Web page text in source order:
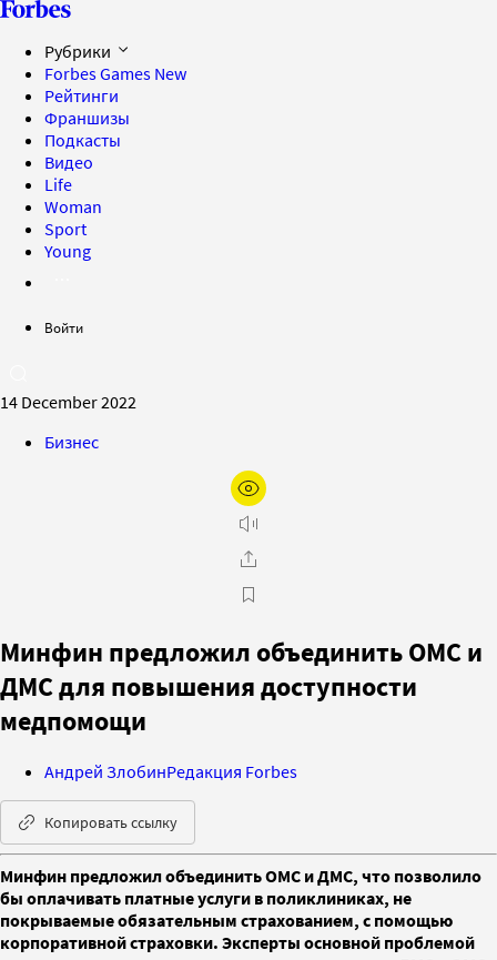
Рубрики
Forbes Games New
Рейтинги
Франшизы
Подкасты
Видео
Life
Woman
Sport
Young
Войти
14 December 2022
Бизнес
Минфин предложил объединить ОМС и
ДМС для повышения доступности
медпомощи
Андрей ЗлобинРедакция Forbes
Копировать ссылку
Минфин предложил объединить ОМС и ДМС, что позволило
бы оплачивать платные услуги в поликлиниках, не
покрываемые обязательным страхованием, с помощью
корпоративной страховки. Эксперты основной проблемой